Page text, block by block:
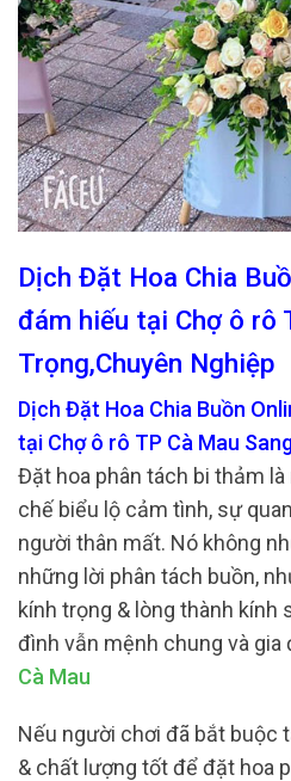
Dịch Đặt Hoa Chia
đám hiếu tại Chợ ô rô
Trọng,Chuyên Nghiệp
Dịch Đặt Hoa Chia Buồn
tại Chợ ô rô TP Cà Mau
Đặt hoa phân tách bi thảm
chế biểu lộ cảm tình, sự
người thân mất. Nó không
những lời phân tách buồn,
kính trọng & lòng thành kính
đình vẫn mệnh chung và gia
Cà Mau
Nếu người chơi đã bắt buộc
& chất lượng tốt để đặt hoa